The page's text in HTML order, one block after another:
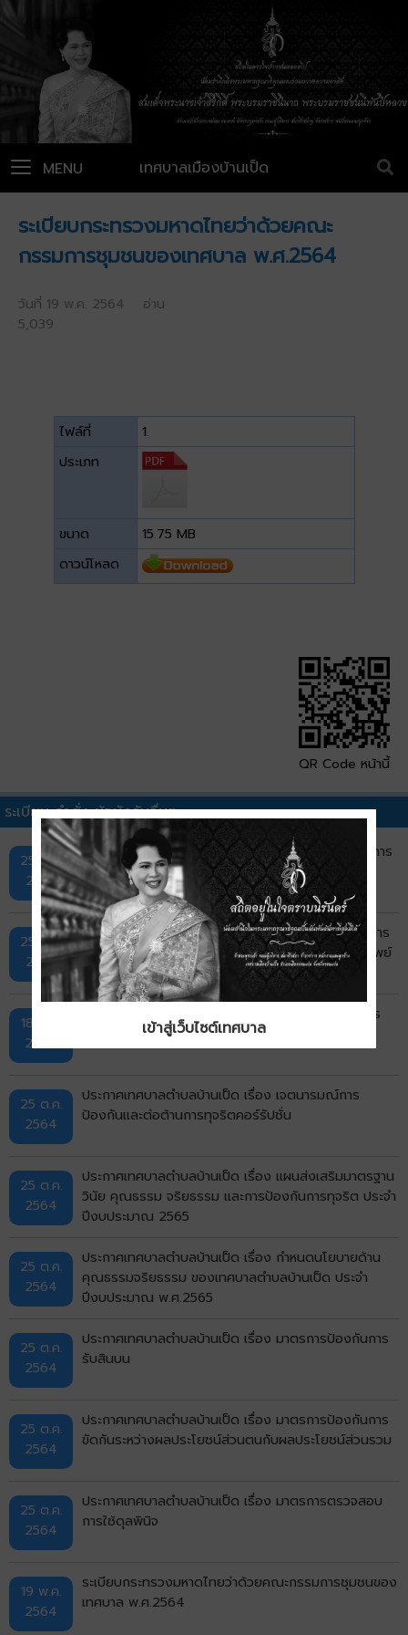
เทศบาลเมืองบ้านเป็ด
MENU
ระเบียบกระทรวงมหาดไทยว่าด้วยคณะ
กรรมการชุมชนของเทศบาล พ.ศ.2564
วันที่ 19 พ.ค. 2564 อ่าน
5,039
ไฟล์ที่
1.
ประเภท
ขนาด
15.75 MB
ดาวน์โหลด
QR Code หน้านี้
ระเบียบ คำสั่ง ข้อบังคับอื่นๆ
25 มี.ค.
2569
ประกาศสภาวิชาชีพบัญชี ที่ 41/2562 เรื่อง มาตรฐานการ
บัญชี ฉบับที่ 40 เรื่อง อสังหาริมทรัพย์เพื่อการลงทุน
25 มี.ค.
2569
ประกาศสภาวิชาชีพบัญชี ที่ 15/2558 เรื่อง มาตรฐานการ
บัญชี ฉบับที่ 40 (ปรับปรุง 2558) เรื่อง อสังหาริมทรัพย์
เพื่อการลงทุน
18 พ.ย.
2564
ข้อบังคับเทศบาลตำบลบ้านเป็ด ว่าด้วยจรรยาข้อราชการ
ส่วนท้องถิ่น ประจำปีงบประมาณ พ.ศ.2565
25 ต.ค.
2564
ประกาศเทศบาลตำบลบ้านเป็ด เรื่อง เจตนารมณ์การ
ป้องกันและต่อต้านการทุจริตคอร์รัปชั่น
25 ต.ค.
2564
ประกาศเทศบาลตำบลบ้านเป็ด เรื่อง แผนส่งเสริมมาตรฐาน
วินัย คุณธรรม จริยธรรม และการป้องกันการทุจริต ประจำ
ปีงบประมาณ 2565
25 ต.ค.
2564
ประกาศเทศบาลตำบลบ้านเป็ด เรื่อง กำหนดนโยบายด้าน
คุณธรรมจริยธรรม ของเทศบาลตำบลบ้านเป็ด ประจำ
ปีงบประมาณ พ.ศ.2565
25 ต.ค.
2564
ประกาศเทศบาลตำบลบ้านเป็ด เรื่อง มาตรการป้องกันการ
รับสินบน
25 ต.ค.
2564
ประกาศเทศบาลตำบลบ้านเป็ด เรื่อง มาตรการป้องกันการ
ขัดกันระหว่างผลประโยชน์ส่วนตนกับผลประโยชน์ส่วนรวม
25 ต.ค.
2564
ประกาศเทศบาลตำบลบ้านเป็ด เรื่อง มาตรการตรวจสอบ
การใช้ดุลพินิจ
19 พ.ค.
2564
ระเบียบกระทรวงมหาดไทยว่าด้วยคณะกรรมการชุมชนของ
เทศบาล พ.ศ.2564
เข้าสู่เว็บไซต์เทศบาล